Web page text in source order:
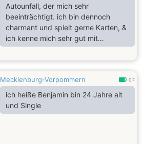
Autounfall, der mich sehr
beeinträchtigt. ich bin dennoch
charmant und spielt gerne Karten, &
ich kenne mich sehr gut mit
Windows aus. Und ich bin in eine 1:1
Pflege(24/7 ist bei mir jemand(was
sie als meine zweite Familie))) Und
der Ort wo ich wohne, ist nicht in
Auswählliste(ich wohne in ein
Nachtbar Ort von Waren).
Mecklenburg-Vorpommern 0.7
ich heiße Benjamin bin 24 Jahre alt
und Single